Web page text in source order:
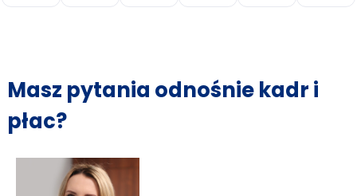
Masz pytania odnośnie kadr i
płac?